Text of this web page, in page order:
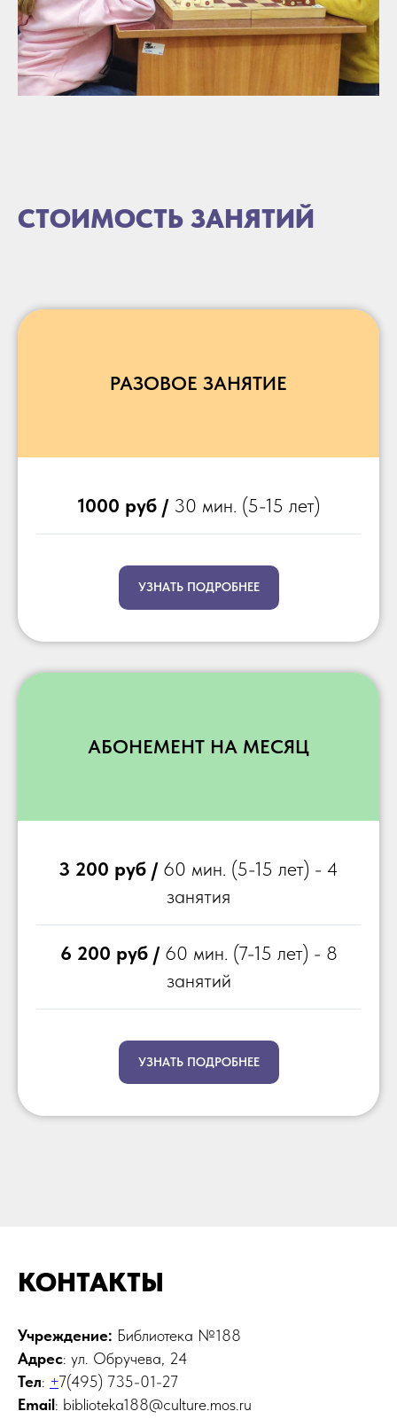
СТОИМОСТЬ ЗАНЯТИЙ
РАЗОВОЕ ЗАНЯТИЕ
1000 руб / 30 мин. (5-15 лет)
УЗНАТЬ ПОДРОБНЕЕ
АБОНЕМЕНТ НА МЕСЯЦ
3 200 руб / 60 мин. (5-15 лет) - 4
занятия
6 200 руб / 60 мин. (7-15 лет) - 8
занятий
УЗНАТЬ ПОДРОБНЕЕ
КОНТАКТЫ
Учреждение: Библиотека №188
Адрес: ул. Обручева, 24
Тел: +7(495) 735-01-27
Email: biblioteka188@culture.mos.ru